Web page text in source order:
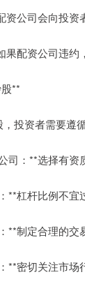
公司会向投资
配资公司违约
**
投资者需要遵
司：**选择有资
**杠杆比例不宜
**制定合理的交
**密切关注市场